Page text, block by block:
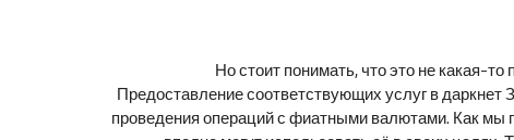
Но стоит понимать, что это не какая-
Предоставление соответствующих услуг в
проведения операций с фиатными валютами. Как мы